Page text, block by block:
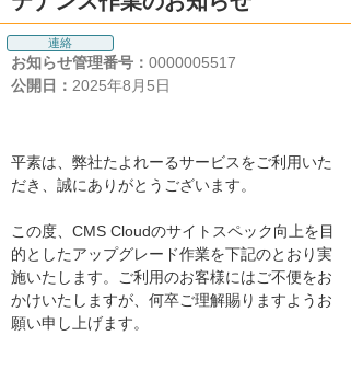
連絡
お知らせ管理番号： 0000005517
公開日： 2025年8月5日
平素は、弊社たよれーるサービスをご利用いた
だき、誠にありがとうございます。
この度、CMS Cloudのサイトスペック向上を目
的としたアップグレード作業を下記のとおり実
施いたします。ご利用のお客様にはご不便をお
かけいたしますが、何卒ご理解賜りますようお
願い申し上げます。